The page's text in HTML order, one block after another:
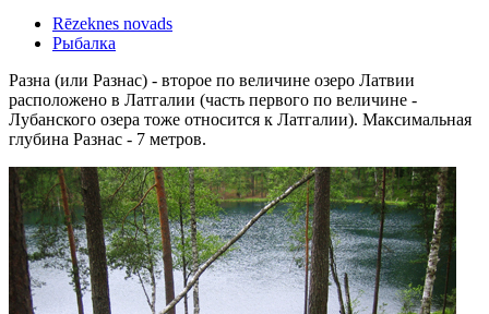
Rēzeknes novads
Рыбалка
Разна (или Разнас) - второе по величине озеро Латвии
расположено в Латгалии (часть первого по величине -
Лубанского озера тоже относится к Латгалии). Максимальная
глубина Разнас - 7 метров.